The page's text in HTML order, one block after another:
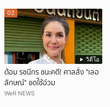
วิดีโอ
02
ต้อม รชนีกร ชนะคดี! ศาลสั่ง "เลอ
ลักษณ์" ชดใช้อ่วม
WeR NEWS